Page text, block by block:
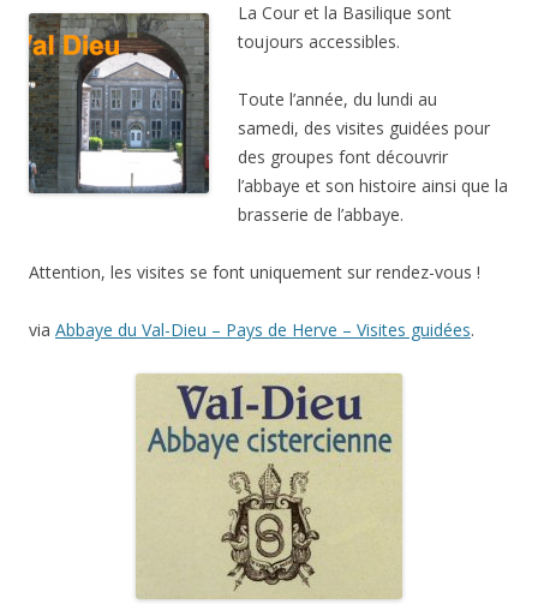
La Cour et la Basilique sont
toujours accessibles.
Toute l’année, du lundi au
samedi, des visites guidées pour
des groupes font découvrir
l’abbaye et son histoire ainsi que la
brasserie de l’abbaye.
Attention, les visites se font uniquement sur rendez-vous !
via Abbaye du Val-Dieu – Pays de Herve – Visites guidées.